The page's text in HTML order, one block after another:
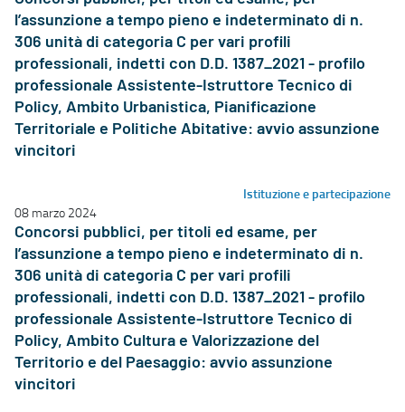
l’assunzione a tempo pieno e indeterminato di n.
306 unità di categoria C per vari profili
professionali, indetti con D.D. 1387_2021 - profilo
professionale Assistente-Istruttore Tecnico di
Policy, Ambito Urbanistica, Pianificazione
Territoriale e Politiche Abitative: avvio assunzione
vincitori
Istituzione e partecipazione
08 marzo 2024
Concorsi pubblici, per titoli ed esame, per
l’assunzione a tempo pieno e indeterminato di n.
306 unità di categoria C per vari profili
professionali, indetti con D.D. 1387_2021 - profilo
professionale Assistente-Istruttore Tecnico di
Policy, Ambito Cultura e Valorizzazione del
Territorio e del Paesaggio: avvio assunzione
vincitori